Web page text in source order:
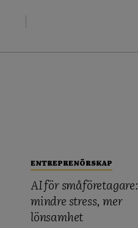
ENTREPRENÖRSKAP
AI för småföretagare:
mindre stress, mer
lönsamhet